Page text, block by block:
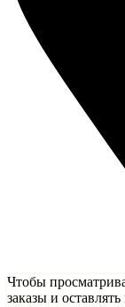
Чтобы
заказы и